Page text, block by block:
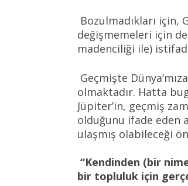
Bozulmadıkları
değişmemeleri için
madenciliği ile)
Geçmişte
olmaktadır. Hatta
Jüpiter’in, geçmiş
olduğunu ifade eden
ulaşmış olabileceği
“Kendinden (bir
bir topluluk için